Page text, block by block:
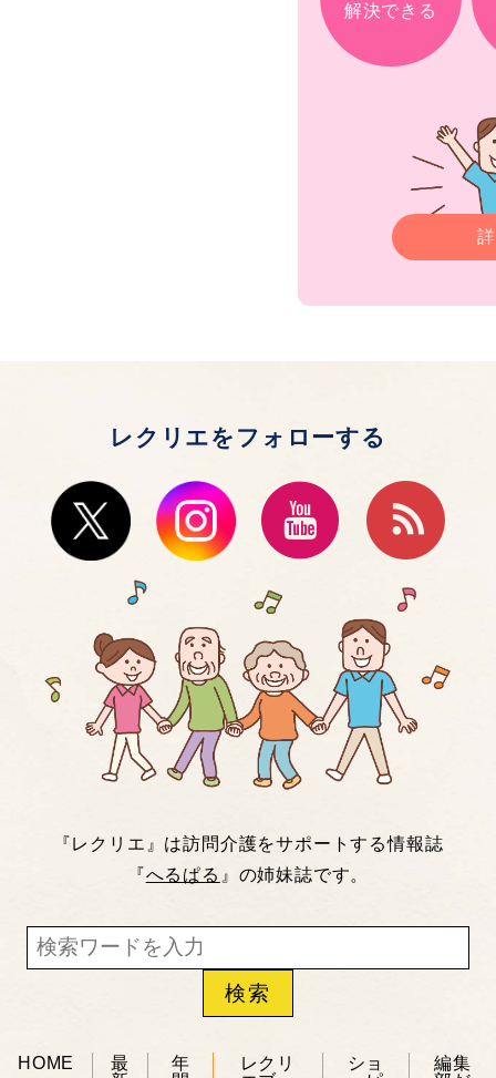
解決できる
レクリエをフォローする
『レクリエ』は訪問介護をサポートする情報誌
『へるぱる 』の姉妹誌です。
HOME
最
年
レクリ
ショ
編集